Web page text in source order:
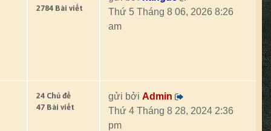
2784 Bài viết
Thứ 5 Tháng 8 06, 2026 8:26
am
24 Chủ đề
47 Bài viết
gửi bởi Admin
Thứ 4 Tháng 8 28, 2024 2:36
pm